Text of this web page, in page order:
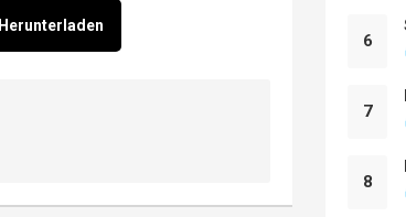
Herunterladen
6
7
8